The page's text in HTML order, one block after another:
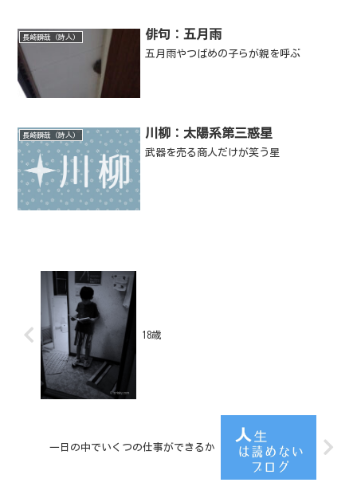
長崎瞬哉（詩人） 俳句：五月雨
五月雨やつばめの子らが親を呼ぶ
長崎瞬哉（詩人） 川柳：太陽系第三惑星
武器を売る商人だけが笑う星
18歳
一日の中でいくつの仕事ができるか